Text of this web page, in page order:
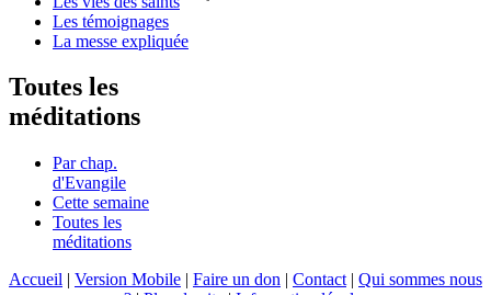
Les témoignages
La messe expliquée
Toutes les
méditations
Par chap.
d'Evangile
Cette semaine
Toutes les
méditations
Accueil | Version Mobile | Faire un don | Contact | Qui sommes nous